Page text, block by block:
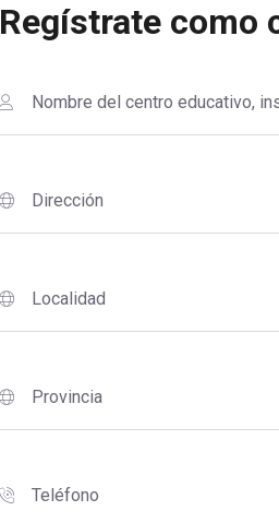
Regístrate como